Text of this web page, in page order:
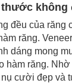
không
đều của răng
răng.
dáng mong
hàm răng.
cười đẹp và